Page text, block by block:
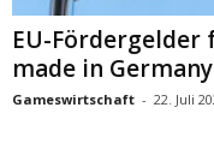
EU-Fördergelder
made in Germany
Gameswirtschaft - 22. Juli